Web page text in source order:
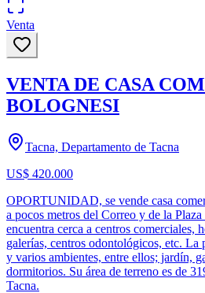
Venta
VENTA DE CASA
BOLOGNESI
Tacna, Departamento de Tacna
US$ 420.000
OPORTUNIDAD, se vende casa
a pocos metros del Correo y de la
encuentra cerca a centros comerciales,
galerías, centros odontológicos, etc. La
y varios ambientes, entre ellos; jardín,
dormitorios. Su área de terreno es de
Tacna.